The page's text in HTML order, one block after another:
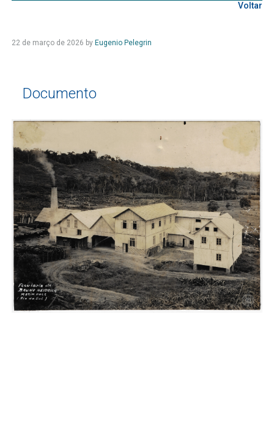
Voltar
22 de março de 2026 by Eugenio Pelegrin
Documento